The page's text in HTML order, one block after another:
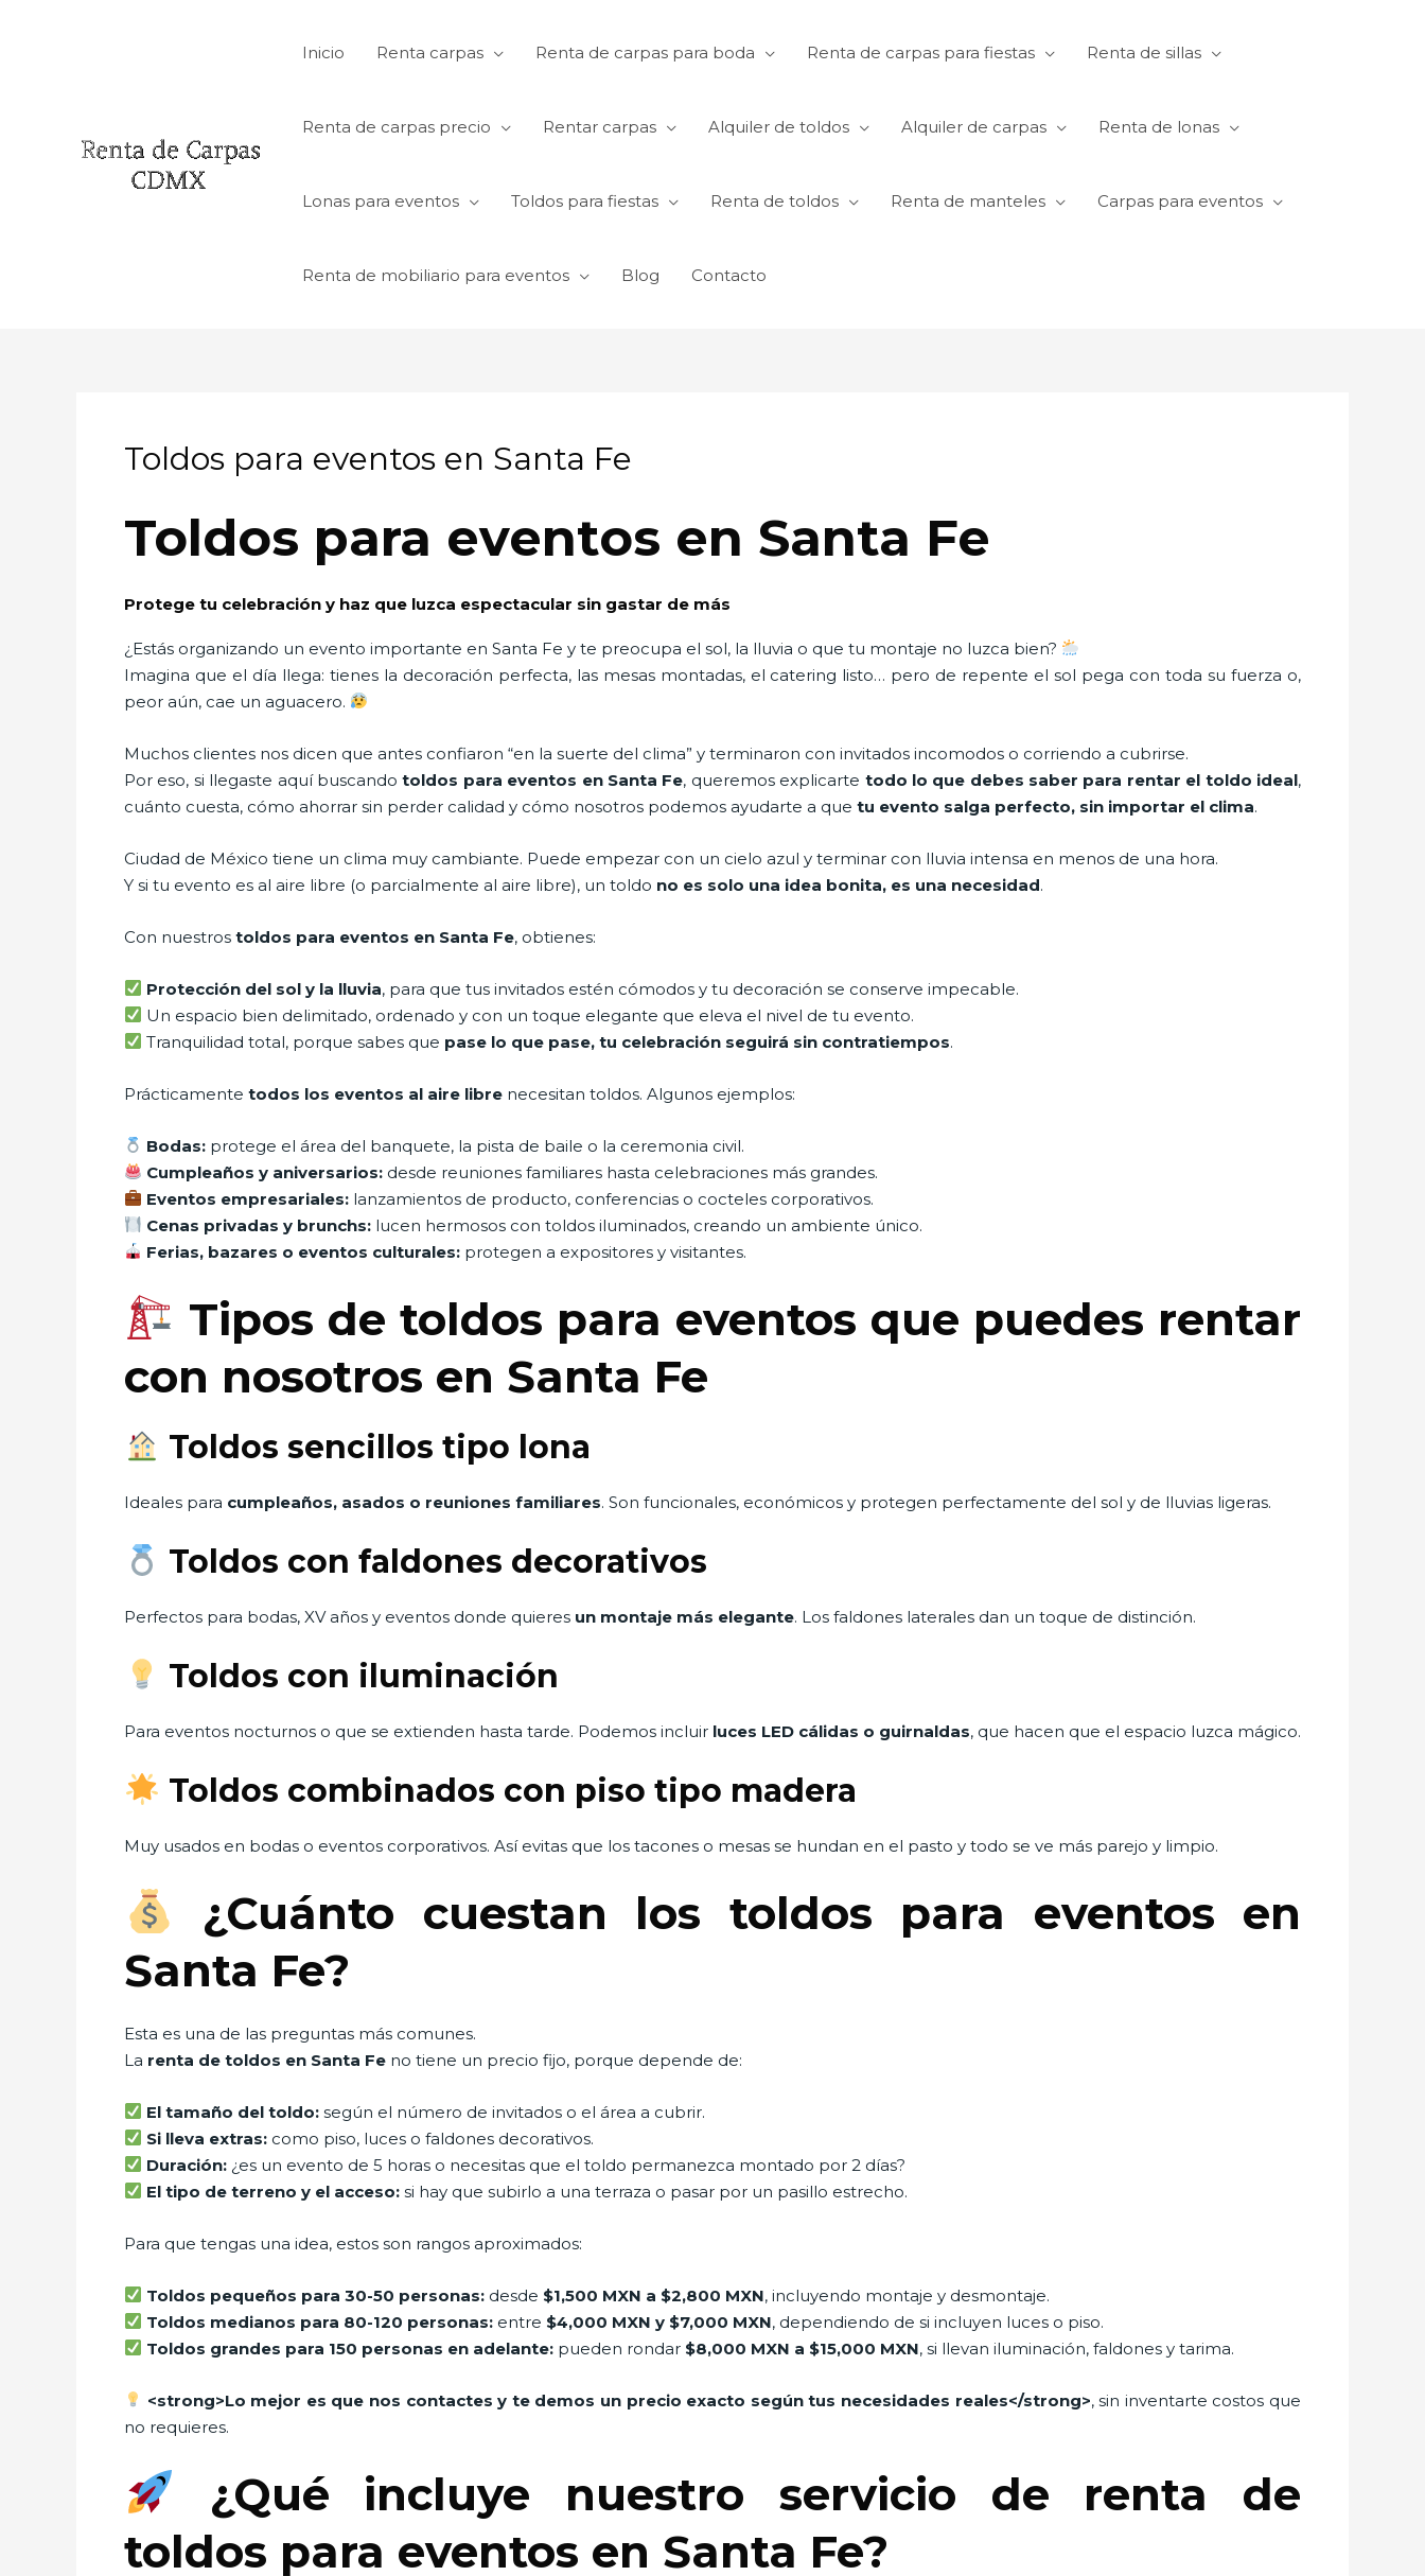
Inicio Renta carpas Renta de carpas para boda Renta de carpas para fiestas Renta de sillas
Renta de carpas precio Rentar carpas Alquiler de toldos Alquiler de carpas Renta de lonas
Lonas para eventos Toldos para fiestas Renta de toldos Renta de manteles Carpas para eventos
Renta de mobiliario para eventos Blog Contacto
Toldos para eventos en Santa Fe
Toldos para eventos en Santa Fe
Protege tu celebración y haz que luzca espectacular sin gastar de más
¿Estás organizando un evento importante en Santa Fe y te preocupa el sol, la lluvia o que tu montaje no luzca bien?
Imagina que el día llega: tienes la decoración perfecta, las mesas montadas, el catering listo… pero de repente el sol pega con toda su fuerza o,
peor aún, cae un aguacero.
Muchos clientes nos dicen que antes confiaron “en la suerte del clima” y terminaron con invitados incomodos o corriendo a cubrirse.
Por eso, si llegaste aquí buscandotoldos para eventos en Santa Fe, queremos explicarte todo lo que debes saber para rentar el toldo ideal,
cuánto cuesta, cómo ahorrar sin perder calidad y cómo nosotros podemos ayudarte a que tu evento salga perfecto, sin importar el clima.
Ciudad de México tiene un clima muy cambiante. Puede empezar con un cielo azul y terminar con lluvia intensa en menos de una hora.
Y si tu evento es al aire libre (o parcialmente al aire libre), un toldo no es solo una idea bonita, es una necesidad.
Con nuestros toldos para eventos en Santa Fe, obtienes:
Protección del sol y la lluvia, para que tus invitados estén cómodos y tu decoración se conserve impecable.
Un espacio bien delimitado, ordenado y con un toque elegante que eleva el nivel de tu evento.
Tranquilidad total, porque sabes que pase lo que pase, tu celebración seguirá sin contratiempos.
Prácticamente todos los eventos al aire libre necesitan toldos. Algunos ejemplos:
Bodas: protege el área del banquete, la pista de baile o la ceremonia civil.
Cumpleaños y aniversarios: desde reuniones familiares hasta celebraciones más grandes.
Eventos empresariales: lanzamientos de producto, conferencias o cocteles corporativos.
Cenas privadas y brunchs: lucen hermosos con toldos iluminados, creando un ambiente único.
Ferias, bazares o eventos culturales: protegen a expositores y visitantes.
Tipos de toldos para eventos que puedes rentar
con nosotros en Santa Fe
Toldos sencillos tipo lona
Ideales para cumpleaños, asados o reuniones familiares. Son funcionales, económicos y protegen perfectamente del sol y de lluvias ligeras.
Toldos con faldones decorativos
Perfectos para bodas, XV años y eventos donde quieres un montaje más elegante. Los faldones laterales dan un toque de distinción.
Toldos con iluminación
Para eventos nocturnos o que se extienden hasta tarde. Podemos incluir luces LED cálidas o guirnaldas, que hacen que el espacio luzca mágico.
Toldos combinados con piso tipo madera
Muy usados en bodas o eventos corporativos. Así evitas que los tacones o mesas se hundan en el pasto y todo se ve más parejo y limpio.
¿Cuánto cuestan los toldos para eventos en
Santa Fe?
Esta es una de las preguntas más comunes.
La renta de toldos en Santa Fe no tiene un precio fijo, porque depende de:
El tamaño del toldo: según el número de invitados o el área a cubrir.
Si lleva extras: como piso, luces o faldones decorativos.
Duración: ¿es un evento de 5 horas o necesitas que el toldo permanezca montado por 2 días?
El tipo de terreno y el acceso: si hay que subirlo a una terraza o pasar por un pasillo estrecho.
Para que tengas una idea, estos son rangos aproximados:
Toldos pequeños para 30-50 personas: desde $1,500 MXN a $2,800 MXN, incluyendo montaje y desmontaje.
Toldos medianos para 80-120 personas: entre $4,000 MXN y $7,000 MXN, dependiendo de si incluyen luces o piso.
Toldos grandes para 150 personas en adelante: pueden rondar $8,000 MXN a $15,000 MXN, si llevan iluminación, faldones y tarima.
<strong>Lo mejor es que nos contactes y te demos un precio exacto según tus necesidades reales</strong>, sin inventarte costos que
no requieres.
¿Qué incluye nuestro servicio de renta de
toldos para eventos en Santa Fe?